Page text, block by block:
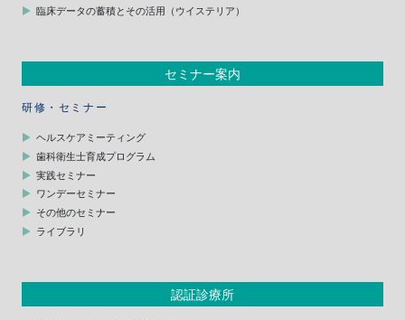
臨床データの蓄積とその活用（ウイステリア）
セミナー案内
研修・セミナー
ヘルスケアミーティング
歯科衛生士育成プログラム
実践セミナー
ワンデーセミナー
その他のセミナー
ライブラリ
認証診療所